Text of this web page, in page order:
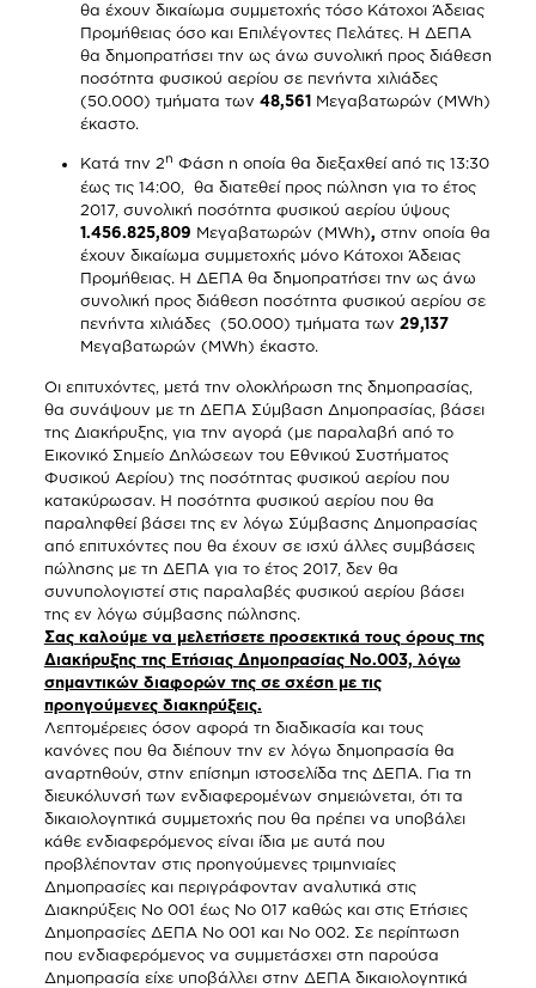
θα έχουν δικαίωμα συμμετοχής τόσο Κάτοχοι Άδειας
Προμήθειας όσο και Επιλέγοντες Πελάτες. Η ΔΕΠΑ
θα δημοπρατήσει την ως άνω συνολική προς διάθεση
ποσότητα φυσικού αερίου σε πενήντα χιλιάδες
(50.000) τμήματα των 48,561 Μεγαβατωρών (ΜWh)
έκαστο.
Κατά την 2η Φάση η οποία θα διεξαχθεί από τις 13:30
έως τις 14:00, θα διατεθεί προς πώληση για το έτος
2017, συνολική ποσότητα φυσικού αερίου ύψους
1.456.825,809 Μεγαβατωρών (MWh)
στην οποία θα
έχουν δικαίωμα συμμετοχής μόνο Κάτοχοι Άδειας
Προμήθειας. Η ΔΕΠΑ θα δημοπρατήσει την ως άνω
συνολική προς διάθεση ποσότητα φυσικού αερίου σε
πενήντα χιλιάδες (50.000) τμήματα των 29,137
Μεγαβατωρών (ΜWh) έκαστο.
Οι επιτυχόντες, μετά την ολοκλήρωση της δημοπρασίας,
θα συνάψουν με τη ΔΕΠΑ Σύμβαση Δημοπρασίας, βάσει
της Διακήρυξης, για την αγορά (με παραλαβή από το
Εικονικό Σημείο Δηλώσεων του Εθνικού Συστήματος
Φυσικού Αερίου) της ποσότητας φυσικού αερίου που
κατακύρωσαν. Η ποσότητα φυσικού αερίου που θα
παραληφθεί βάσει της εν λόγω Σύμβασης Δημοπρασίας
από επιτυχόντες που θα έχουν σε ισχύ άλλες συμβάσεις
πώλησης με τη ΔΕΠΑ για το έτος 2017, δεν θα
συνυπολογιστεί στις παραλαβές φυσικού αερίου βάσει
της εν λόγω σύμβασης πώλησης.
Σας καλούμε να μελετήσετε προσεκτικά τους όρους της
Διακήρυξης της Ετήσιας Δημοπρασίας Νο.003, λόγω
σημαντικών διαφορών της σε σχέση με τις
προηγούμενες διακηρύξεις.
Λεπτομέρειες όσον αφορά τη διαδικασία και τους
κανόνες που θα διέπουν την εν λόγω δημοπρασία θα
αναρτηθούν, στην επίσημη ιστοσελίδα της ΔΕΠΑ. Για τη
διευκόλυνσή των ενδιαφερομένων σημειώνεται, ότι τα
δικαιολογητικά συμμετοχής που θα πρέπει να υποβάλει
κάθε ενδιαφερόμενος είναι ίδια με αυτά που
προβλέπονταν στις προηγούμενες τριμηνιαίες
Δημοπρασίες και περιγράφονταν αναλυτικά στις
Διακηρύξεις Νο 001 έως Νο 017 καθώς και στις Ετήσιες
Δημοπρασίες ΔΕΠΑ Νο 001 και Νο 002. Σε περίπτωση
που ενδιαφερόμενος να συμμετάσχει στη παρούσα
Δημοπρασία είχε υποβάλλει στην ΔΕΠΑ δικαιολογητικά